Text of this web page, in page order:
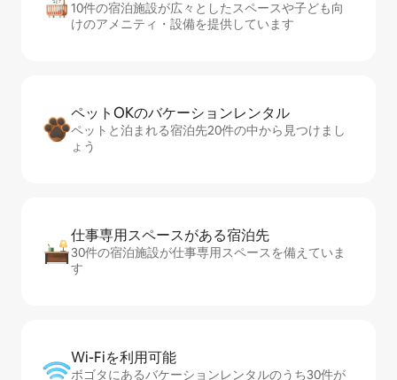
10件の宿泊施設が広々としたスペースや子ども向
けのアメニティ・設備を提供しています
ペットOKのバ⁠ケ⁠ー⁠シ⁠ョ⁠ンレ⁠ン⁠タ⁠ル
ペットと泊まれる宿泊先20件の中から見つけまし
ょう
仕事専用ス⁠ペ⁠ー⁠スがあ⁠る宿⁠泊⁠先
30件の宿泊施設が仕事専用スペースを備えていま
す
Wi-Fiを利⁠用⁠可⁠能
ボゴタにあるバケーションレンタルのうち30件が